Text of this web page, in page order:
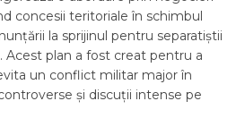
concesii teritoriale în schimbul
la sprijinul pentru separatiștii
Acest plan a fost creat pentru a
un conflict militar major în
și discuții intense pe